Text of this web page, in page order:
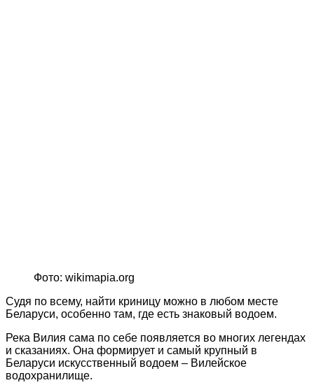
Фото: wikimapia.org
Судя по всему, найти криницу можно в любом месте
Беларуси, особенно там, где есть знаковый водоем.
Река Вилия сама по себе появляется во многих легендах
и сказаниях. Она формирует и самый крупный в
Беларуси искусственный водоем – Вилейское
водохранилище.